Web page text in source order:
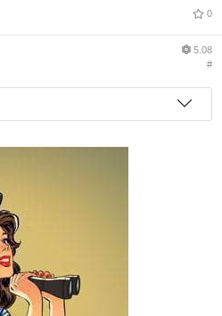
0
5.08
#